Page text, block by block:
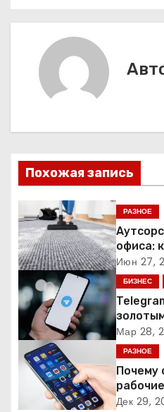
ц
и
я
п
о
з
а
п
и
Похожая запись
РАЗНОЕ
офиса:
время и
Июн 27,
БИЗНЕС
Мар 28,
РАЗНОЕ
Почему
— и чем
Дек 29,